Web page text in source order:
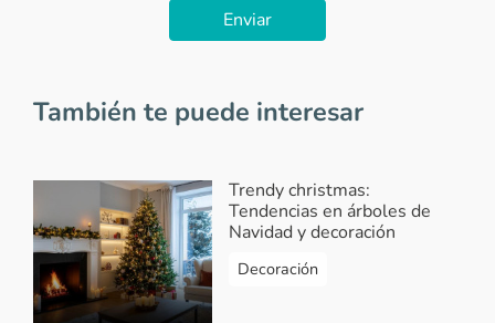
Enviar
También te puede interesar
Trendy christmas:
Tendencias en árboles de
Navidad y decoración
Decoración